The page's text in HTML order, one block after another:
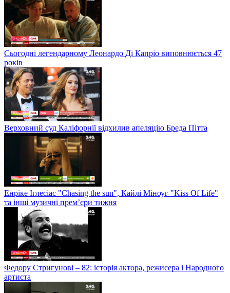
Сьогодні легендарному Леонардо Ді Капріо виповнюється 47
років
Верховний суд Каліфорнії відхилив апеляцію Бреда Пітта
Енріке Іглесіас "Chasing the sun", Кайлі Міноуг "Kiss Of Life"
та інші музичні прем’єри тижня
Федору Стригунові – 82: історія актора, режисера і Народного
артиста